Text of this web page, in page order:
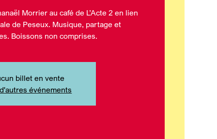
Morrier au café de L’Acte 2 en lien
de Peseux. Musique, partage et
Boissons non comprises.
billet en vente
événements